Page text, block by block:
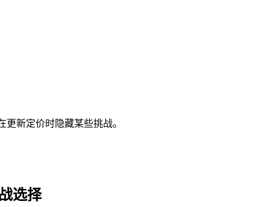
新定价时隐藏某些挑战。
选择